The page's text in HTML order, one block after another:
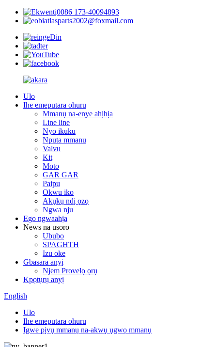
0086 173-40094893
atlasparts2002@foxmail.com
Ulo
Ihe emeputara ohuru
Mmanụ na-enye ahịhịa
Line line
Nyo ikuku
Nputa mmanu
Valvu
Kit
Moto
GAR GAR
Paipu
Okwu iko
Akụkụ ndị ọzọ
Ngwa nju
Ego ngwaahịa
News na usoro
Ububo
SPAGHTH
Izu oke
Gbasara anyị
Njem Provelọ ọrụ
Kpọtụrụ anyị
English
Ulo
Ihe emeputara ohuru
Igwe pịvụ mmanụ na-akwụ ụgwọ mmanụ